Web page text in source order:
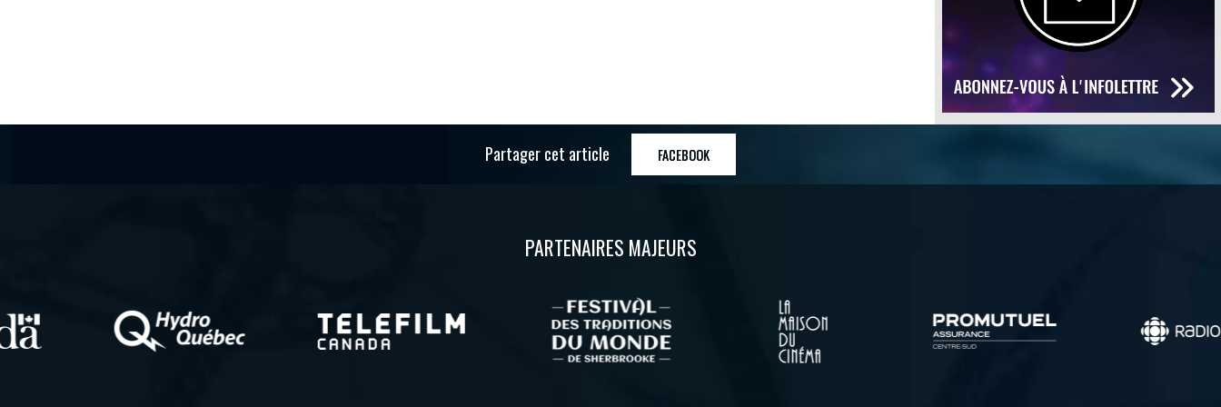
Partager cet article FACEBOOK
PARTENAIRES MAJEURS